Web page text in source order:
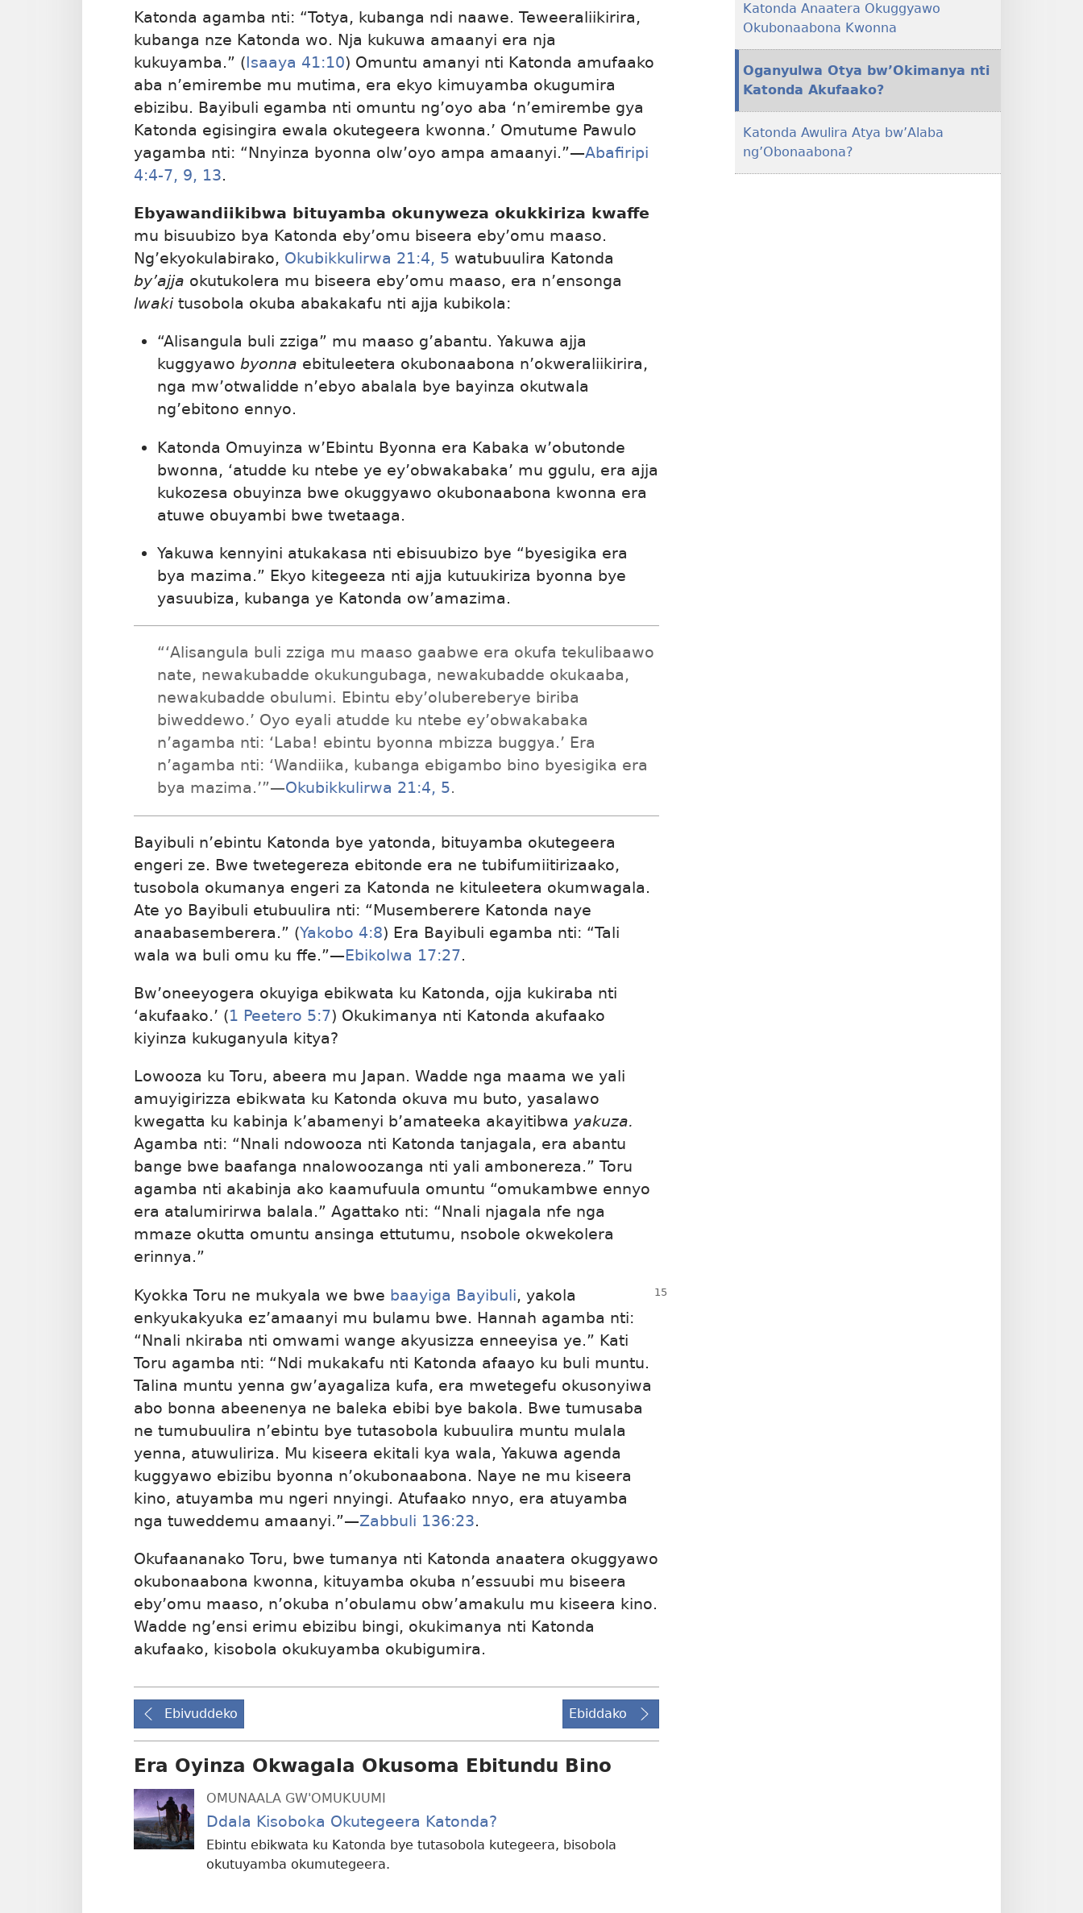
Katonda agamba nti: “Totya, kubanga ndi naawe. Teweeraliikirira,
kubanga nze Katonda wo. Nja kukuwa amaanyi era nja
kukuyamba.” (Isaaya 41:10) Omuntu amanyi nti Katonda amufaako
aba n’emirembe mu mutima, era ekyo kimuyamba okugumira
ebizibu. Bayibuli egamba nti omuntu ng’oyo aba ‘n’emirembe gya
Katonda egisingira ewala okutegeera kwonna.’ Omutume Pawulo
yagamba nti: “Nnyinza byonna olw’oyo ampa amaanyi.”​—Abafiripi
4:4-7, 9, 13.
Ebyawandiikibwa bituyamba okunyweza okukkiriza kwaffe
mu bisuubizo bya Katonda eby’omu biseera eby’omu maaso.
Ng’ekyokulabirako, Okubikkulirwa 21:4, 5 watubuulira Katonda
by’ajja okutukolera mu biseera eby’omu maaso, era n’ensonga
lwaki tusobola okuba abakakafu nti ajja kubikola:
“Alisangula buli zziga” mu maaso g’abantu. Yakuwa ajja
kuggyawo byonna ebituleetera okubonaabona n’okweraliikirira,
nga mw’otwalidde n’ebyo abalala bye bayinza okutwala
ng’ebitono ennyo.
Katonda Omuyinza w’Ebintu Byonna era Kabaka w’obutonde
bwonna, ‘atudde ku ntebe ye ey’obwakabaka’ mu ggulu, era ajja
kukozesa obuyinza bwe okuggyawo okubonaabona kwonna era
atuwe obuyambi bwe twetaaga.
Yakuwa kennyini atukakasa nti ebisuubizo bye “byesigika era
bya mazima.” Ekyo kitegeeza nti ajja kutuukiriza byonna bye
yasuubiza, kubanga ye Katonda ow’amazima.
“‘Alisangula buli zziga mu maaso gaabwe era okufa tekulibaawo
nate, newakubadde okukungubaga, newakubadde okukaaba,
newakubadde obulumi. Ebintu eby’olubereberye biriba
biweddewo.’ Oyo eyali atudde ku ntebe ey’obwakabaka
n’agamba nti: ‘Laba! ebintu byonna mbizza buggya.’ Era
n’agamba nti: ‘Wandiika, kubanga ebigambo bino byesigika era
bya mazima.’”​—Okubikkulirwa 21:4, 5.
Bayibuli n’ebintu Katonda bye yatonda, bituyamba okutegeera
engeri ze. Bwe twetegereza ebitonde era ne tubifumiitirizaako,
tusobola okumanya engeri za Katonda ne kituleetera okumwagala.
Ate yo Bayibuli etubuulira nti: “Musemberere Katonda naye
anaabasemberera.” (Yakobo 4:8) Era Bayibuli egamba nti: “Tali
wala wa buli omu ku ffe.”​—Ebikolwa 17:27.
Bw’oneeyogera okuyiga ebikwata ku Katonda, ojja kukiraba nti
‘akufaako.’ (1 Peetero 5:7) Okukimanya nti Katonda akufaako
kiyinza kukuganyula kitya?
Lowooza ku Toru, abeera mu Japan. Wadde nga maama we yali
amuyigirizza ebikwata ku Katonda okuva mu buto, yasalawo
kwegatta ku kabinja k’abamenyi b’amateeka akayitibwa yakuza.
Agamba nti: “Nnali ndowooza nti Katonda tanjagala, era abantu
bange bwe baafanga nnalowoozanga nti yali ambonereza.” Toru
agamba nti akabinja ako kaamufuula omuntu “omukambwe ennyo
era atalumirirwa balala.” Agattako nti: “Nnali njagala nfe nga
mmaze okutta omuntu ansinga ettutumu, nsobole okwekolera
erinnya.”
Kyokka Toru ne mukyala we bwe baayiga Bayibuli, yakola
enkyukakyuka ez’amaanyi mu bulamu bwe. Hannah agamba nti:
“Nnali nkiraba nti omwami wange akyusizza enneeyisa ye.” Kati
Toru agamba nti: “Ndi mukakafu nti Katonda afaayo ku buli muntu.
Talina muntu yenna gw’ayagaliza kufa, era mwetegefu okusonyiwa
abo bonna abeenenya ne baleka ebibi bye bakola. Bwe tumusaba
ne tumubuulira n’ebintu bye tutasobola kubuulira muntu mulala
yenna, atuwuliriza. Mu kiseera ekitali kya wala, Yakuwa agenda
kuggyawo ebizibu byonna n’okubonaabona. Naye ne mu kiseera
kino, atuyamba mu ngeri nnyingi. Atufaako nnyo, era atuyamba
nga tuweddemu amaanyi.”​—Zabbuli 136:23.
Okufaananako Toru, bwe tumanya nti Katonda anaatera okuggyawo
okubonaabona kwonna, kituyamba okuba n’essuubi mu biseera
eby’omu maaso, n’okuba n’obulamu obw’amakulu mu kiseera kino.
Wadde ng’ensi erimu ebizibu bingi, okukimanya nti Katonda
akufaako, kisobola okukuyamba okubigumira.
Ebivuddeko Ebiddako
Era Oyinza Okwagala Okusoma Ebitundu Bino
OMUNAALA GW'OMUKUUMI
Ddala Kisoboka Okutegeera Katonda?
Ebintu ebikwata ku Katonda bye tutasobola kutegeera, bisobola
okutuyamba okumutegeera.
Katonda Anaatera Okuggyawo
Okubonaabona Kwonna
Oganyulwa Otya bw’Okimanya nti
Katonda Akufaako?
Katonda Awulira Atya bw’Alaba
ng’Obonaabona?